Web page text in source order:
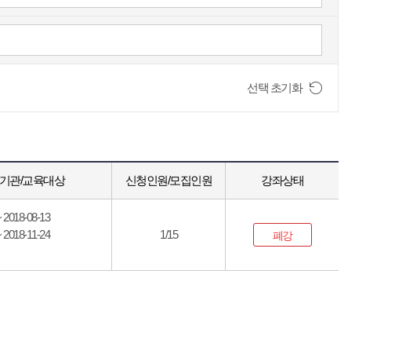
선택 초기화
관/교육대상 신청인원/모집인원 강좌상태
2018-08-13
2018-11-24
1/15 폐강